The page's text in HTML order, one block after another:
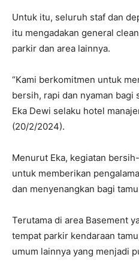
Untuk itu, seluruh staf dan
itu mengadakan general
parkir dan area lainnya.
“Kami berkomitmen untuk
bersih, rapi dan nyaman bagi
Eka Dewi selaku hotel
(20/2/2024).
Menurut Eka, kegiatan
untuk memberikan
dan menyenangkan bagi
Terutama di area Basement
tempat parkir kendaraan
umum lainnya yang menjadi